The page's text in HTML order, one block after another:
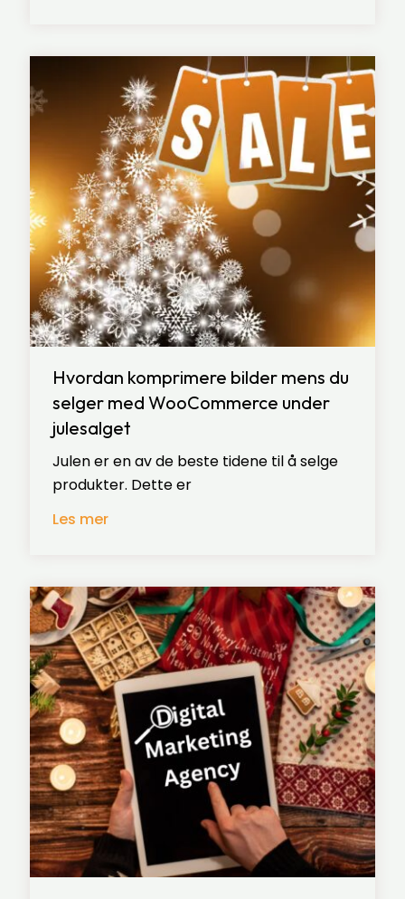
Hvordan komprimere bilder mens du
selger med WooCommerce under
julesalget
Julen er en av de beste tidene til å selge
produkter. Dette er
Les mer